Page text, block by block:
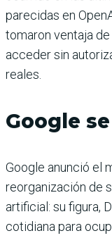
parecidas en
tomaron ventaja
acceder sin
reales.
Google
Google anunció el
reorganización de
artificial: su figura,
cotidiana para